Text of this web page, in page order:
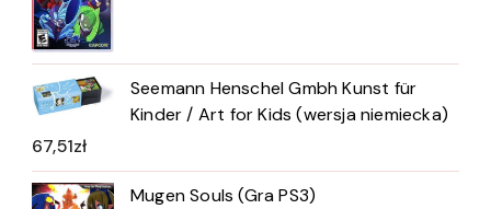
Seemann Henschel Gmbh Kunst für
Kinder / Art for Kids (wersja niemiecka)
67,51zł
Mugen Souls (Gra PS3)